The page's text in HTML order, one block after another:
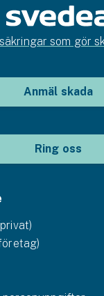
som gör
Anmäl skada
Ring oss